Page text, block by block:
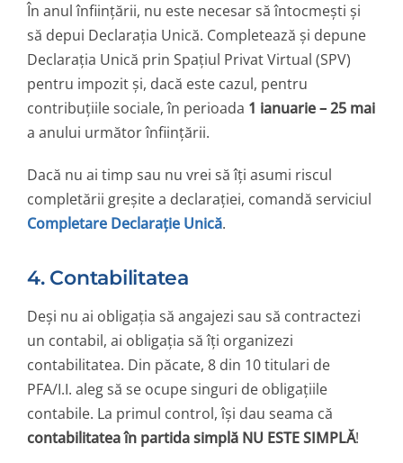
În anul înființării, nu este necesar să întocmești și
să depui Declarația Unică. Completează și depune
Declarația Unică prin Spațiul Privat Virtual (SPV)
pentru impozit și, dacă este cazul, pentru
contribuțiile sociale, în perioada 1 ianuarie – 25 mai
a anului următor înființării.
Dacă nu ai timp sau nu vrei să îți asumi riscul
completării greșite a declarației, comandă serviciul
Completare Declarație Unică.
4. Contabilitatea
Deși nu ai obligația să angajezi sau să contractezi
un contabil, ai obligația să îți organizezi
contabilitatea. Din păcate, 8 din 10 titulari de
PFA/I.I. aleg să se ocupe singuri de obligațiile
contabile. La primul control, își dau seama că
contabilitatea în partida simplă NU ESTE SIMPLĂ!